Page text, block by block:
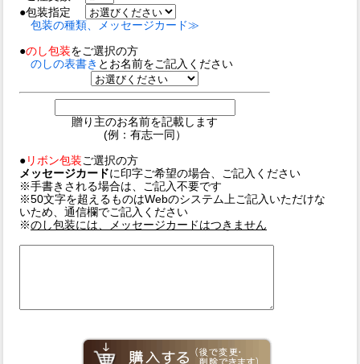
●包装指定
包装の種類、メッセージカード≫
●のし包装をご選択の方
のしの表書き とお名前をご記入ください
贈り主のお名前を記載します
(例：有志一同）
● リボン包装ご選択の方
メッセージカードに印字ご希望の場合、ご記入ください
※手書きされる場合は、ご記入不要です
※50文字を超えるものはWebのシステム上ご記入いただけな
いため、通信欄でご記入ください
※のし包装には、メッセージカードはつきません